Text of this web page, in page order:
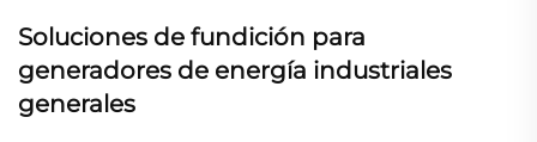
Soluciones de fundición para
generadores de energía industriales
generales